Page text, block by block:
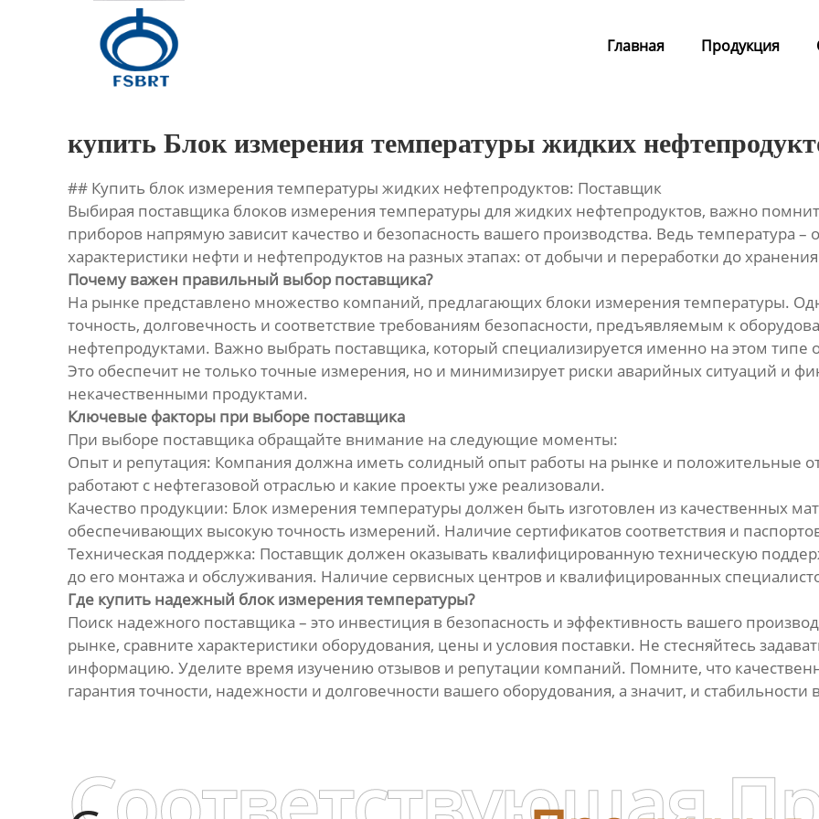
Главная Продукция
Контакты
купить Блок измерения температуры жидких
## Купить блок измерения температуры жидких нефтепродуктов: Поставщик
Выбирая поставщика блоков измерения температуры для жидких нефтепродуктов, важно
приборов напрямую зависит качество и безопасность вашего производства. Ведь температура
характеристики нефти и нефтепродуктов на разных этапах: от добычи и переработки до
Почему важен правильный выбор поставщика?
На рынке представлено множество компаний, предлагающих блоки измерения температуры.
точность, долговечность и соответствие требованиям безопасности, предъявляемым к
нефтепродуктами. Важно выбрать поставщика, который специализируется именно на этом
Это обеспечит не только точные измерения, но и минимизирует риски аварийных ситуаций и
некачественными продуктами.
Ключевые факторы при выборе поставщика
При выборе поставщика обращайте внимание на следующие моменты:
Опыт и репутация: Компания должна иметь солидный опыт работы на рынке и положительные
работают с нефтегазовой отраслью и какие проекты уже реализовали.
Качество продукции: Блок измерения температуры должен быть изготовлен из качественных
обеспечивающих высокую точность измерений. Наличие сертификатов соответствия и
Техническая поддержка: Поставщик должен оказывать квалифицированную техническую
до его монтажа и обслуживания. Наличие сервисных центров и квалифицированных
Где купить надежный блок измерения температуры?
Поиск надежного поставщика – это инвестиция в безопасность и эффективность вашего
рынке, сравните характеристики оборудования, цены и условия поставки. Не стесняйтесь
информацию. Уделите время изучению отзывов и репутации компаний. Помните, что
гарантия точности, надежности и долговечности вашего оборудования, а значит, и стабильности